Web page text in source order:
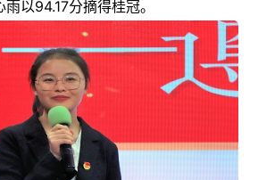
以94.17分摘得桂冠。